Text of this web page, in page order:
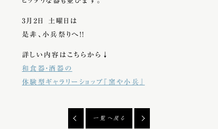
3月2日 土曜日は
是非、小兵祭りへ!!
詳しい内容はこちらから↓
和食器・酒器の
体験型ギャラリーショップ『窯や小兵』
一覧へ戻る